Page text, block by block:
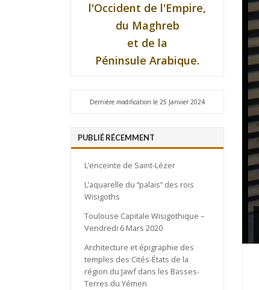
l'Occident de l'Empire,
du Maghreb
et de la
Péninsule Arabique.
Dernière modification le 25 Janvier 2024
PUBLIÉ RÉCEMMENT
L’enceinte de Saint-Lézer
L’aquarelle du “palais” des rois
Wisigoths
Toulouse Capitale Wisigothique –
Vendredi 6 Mars 2020
Architecture et épigraphie des
temples des Cités-États de la
région du Jawf dans les Basses-
Terres du Yémen